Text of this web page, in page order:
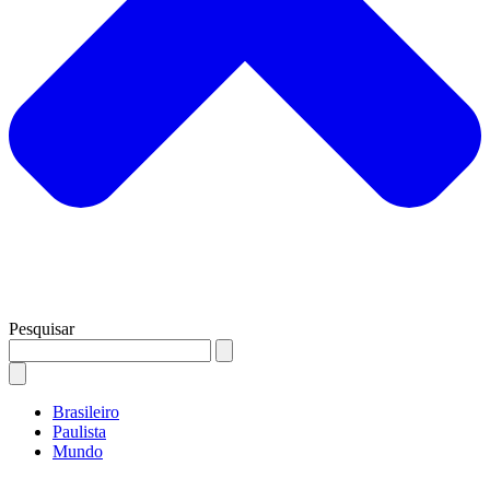
Pesquisar
Brasileiro
Paulista
Mundo